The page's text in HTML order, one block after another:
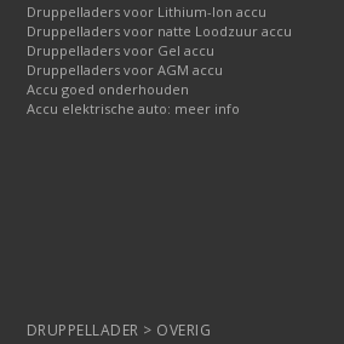
Druppelladers voor Lithium-Ion accu
Druppelladers voor natte Loodzuur accu
Druppelladers voor Gel accu
Druppelladers voor AGM accu
Accu goed onderhouden
Accu elektrische auto: meer info
DRUPPELLADER > OVERIG